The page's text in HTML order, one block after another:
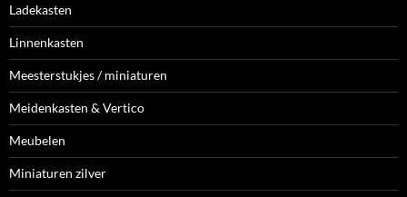
Ladekasten
Linnenkasten
Meesterstukjes / miniaturen
Meidenkasten & Vertico
Meubelen
Miniaturen zilver